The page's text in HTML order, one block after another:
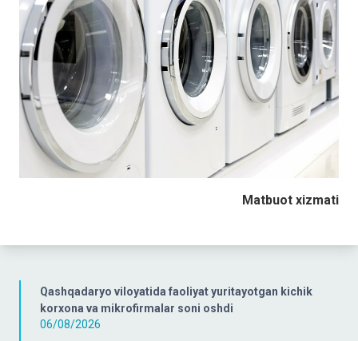
Qashqadaryo viloyatida faoliyat yuritayotgan kichik
korxona va mikrofirmalar soni oshdi
06/08/2026
Matbuot xizmati